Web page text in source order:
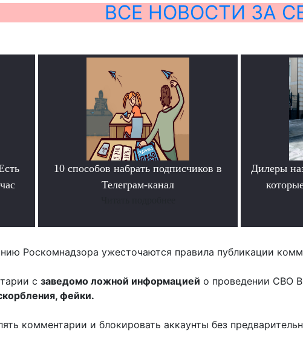
ВСЕ НОВОСТИ ЗА
10 способов набрать подписчиков в
Телеграм-канал
Дилеры
Роскомнадзора ужесточаются правила публикации
с заведомо ложной информацией о проведении СВО
фейки.
комментарии и блокировать аккаунты без